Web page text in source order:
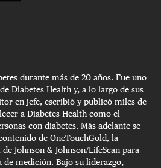
durante más de 20 años. Fue uno
Diabetes Health y, a lo largo de sus
en jefe, escribió y publicó miles de
a Diabetes Health como el
con diabetes. Más adelante se
de OneTouchGold, la
Johnson & Johnson/LifeScan para
de medición. Bajo su liderazgo,